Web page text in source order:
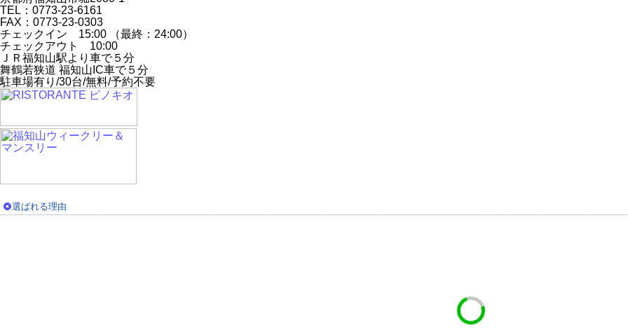
TEL：0773-23-6161
FAX：0773-23-0303
チェックイン 15:00 （最終：24:00）
チェックアウト 10:00
ＪＲ福知山駅より車で５分
舞鶴若狭道 福知山IC車で５分
駐車場有り/30台/無料/予約不要
選ばれる理由